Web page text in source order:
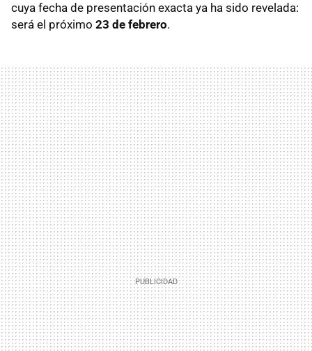
cuya fecha de presentación exacta ya ha sido revelada:
será el próximo 23 de febrero.